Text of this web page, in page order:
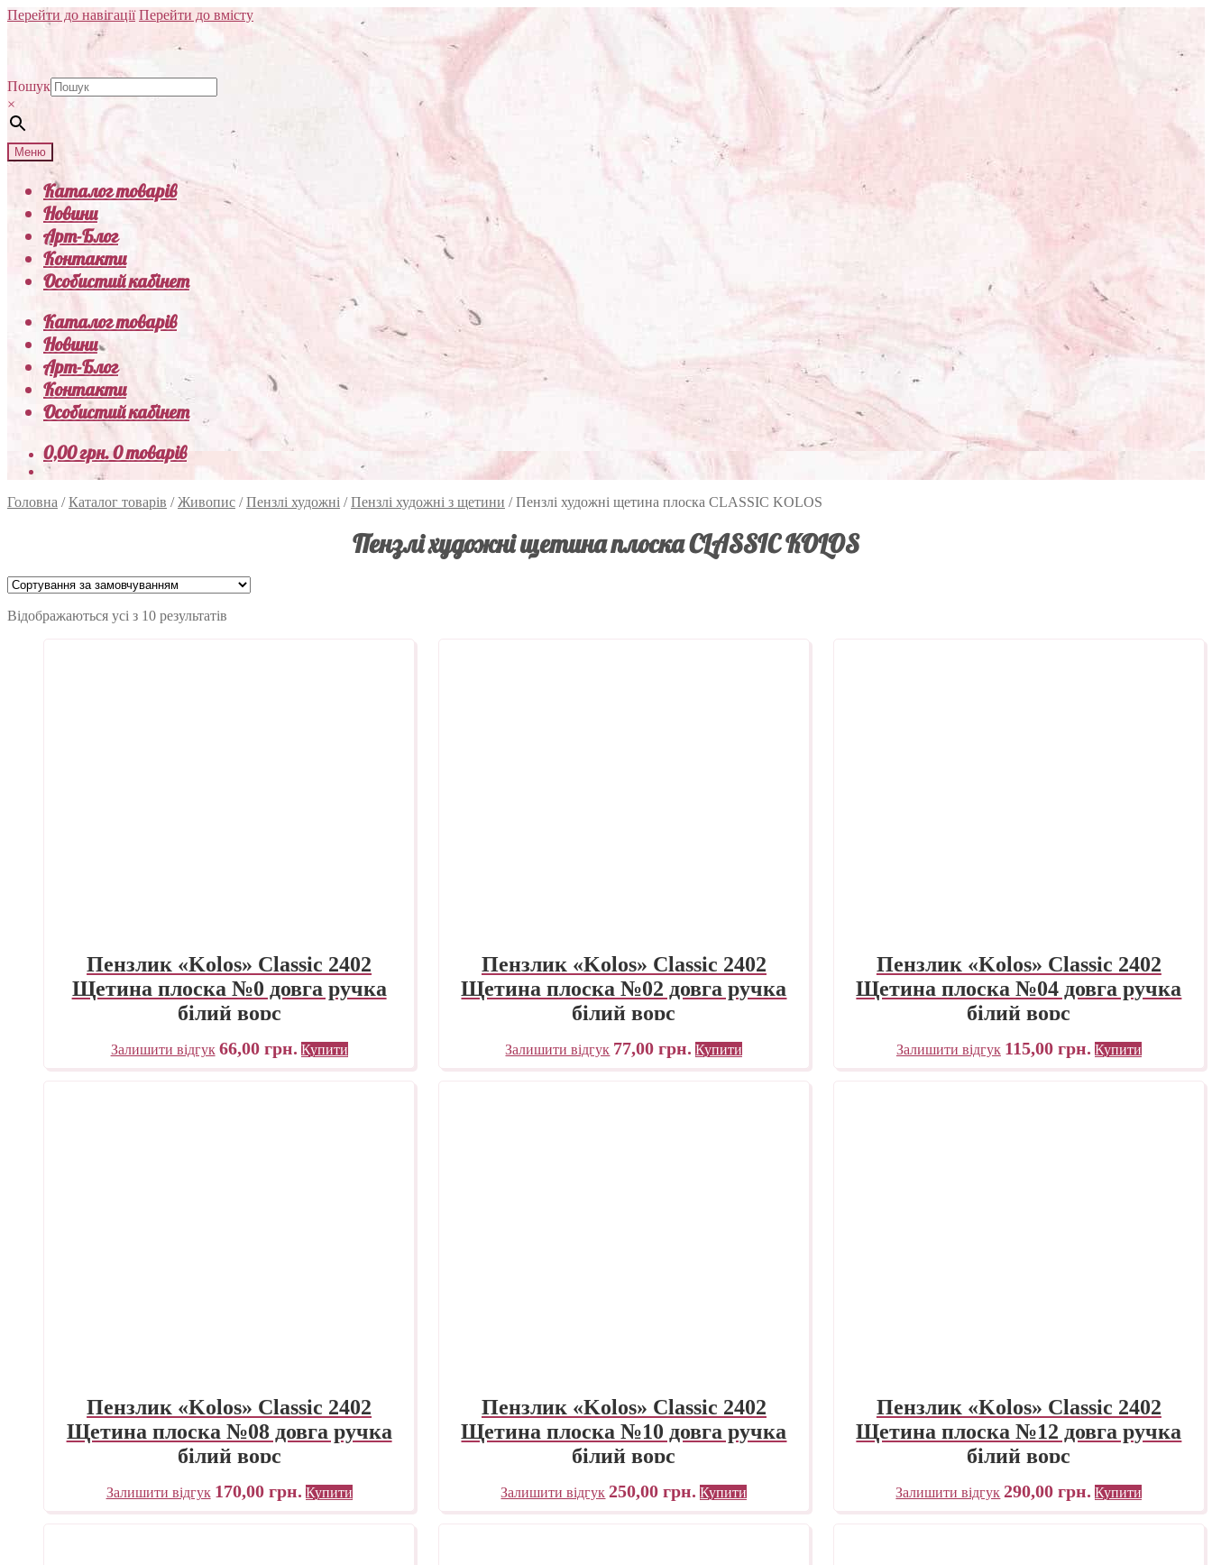
Перейти до навігації Перейти до вмісту
Пошук
×
Меню
Каталог товарів
Новини
Арт-Блог
Контакти
Особистий кабінет
Каталог товарів
Новини
Арт-Блог
Контакти
Особистий кабінет
0,00грн.0 товарів
Головна /Каталог товарів /Живопис /Пензлі художні /Пензлі художні з щетини /Пензлі художні щетина плоска CLASSIC KOLOS
Пензлі художні щетина плоска CLASSIC KOLOS
Відображаються усі з 10 результатів
Пензлик «Kolos» Classic 2402
Щетина плоска №0 довга ручка
білий ворс
Залишити відгук 66,00 грн. Купити
Пензлик «Kolos» Classic 2402
Щетина плоска №02 довга ручка
білий ворс
Залишити відгук 77,00грн. Купити
Пензлик «Kolos» Classic 2402
Щетина плоска №04 довга ручка
білий ворс
Залишити відгук 115,00 грн. Купити
Пензлик «Kolos» Classic 2402
Щетина плоска №08 довга ручка
білий ворс
Залишити відгук 170,00 грн. Купити
Пензлик «Kolos» Classic 2402
Щетина плоска №10 довга ручка
білий ворс
Залишити відгук 250,00грн. Купити
Пензлик «Kolos» Classic 2402
Щетина плоска №12 довга ручка
білий ворс
Залишити відгук 290,00грн. Купити